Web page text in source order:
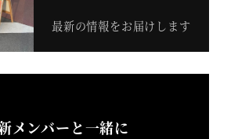
最新の情報をお届けします
メンバーと一緒に